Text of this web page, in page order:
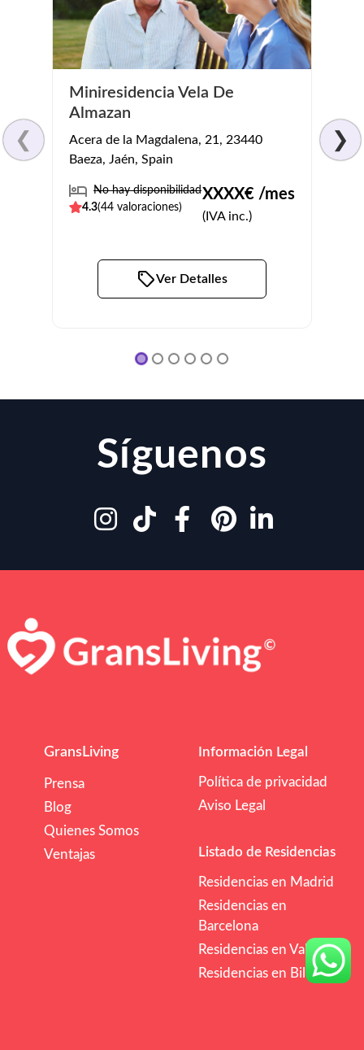
❮
Miniresidencia Vela De
Almazan
Acera de la Magdalena, 21, 23440
Baeza, Jaén, Spain
No hay disponibilidad
4.3(44 valoraciones)
XXXX€ /mes
(IVA inc.)
Ver Detalles
❯
Síguenos
GransLiving
Prensa
Blog
Quienes Somos
Ventajas
Información Legal
Política de privacidad
Aviso Legal
Listado de Residencias
Residencias en Madrid
Residencias en
Barcelona
Residencias en Valencia
Residencias en Bilbao